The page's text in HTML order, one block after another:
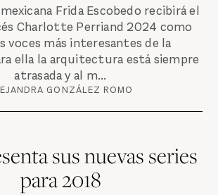
Frida Escobedo recibirá el
Charlotte Perriand 2024 como
voces más interesantes de la
ella la arquitectura está siempre
atrasada y al m...
GONZÁLEZ ROMO
sus nuevas series
para 2018